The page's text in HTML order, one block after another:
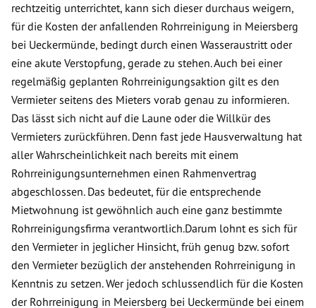
rechtzeitig unterrichtet, kann sich dieser durchaus weigern,
für die Kosten der anfallenden Rohrreinigung in Meiersberg
bei Ueckermünde, bedingt durch einen Wasseraustritt oder
eine akute Verstopfung, gerade zu stehen. Auch bei einer
regelmäßig geplanten Rohrreinigungsaktion gilt es den
Vermieter seitens des Mieters vorab genau zu informieren.
Das lässt sich nicht auf die Laune oder die Willkür des
Vermieters zurückführen. Denn fast jede Hausverwaltung hat
aller Wahrscheinlichkeit nach bereits mit einem
Rohrreinigungsunternehmen einen Rahmenvertrag
abgeschlossen. Das bedeutet, für die entsprechende
Mietwohnung ist gewöhnlich auch eine ganz bestimmte
Rohrreinigungsfirma verantwortlich.Darum lohnt es sich für
den Vermieter in jeglicher Hinsicht, früh genug bzw. sofort
den Vermieter bezüglich der anstehenden Rohrreinigung in
Kenntnis zu setzen. Wer jedoch schlussendlich für die Kosten
der Rohrreinigung in Meiersberg bei Ueckermünde bei einem